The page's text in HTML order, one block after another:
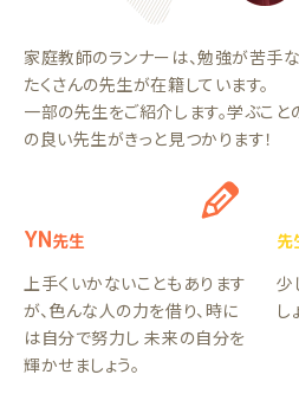
家庭教師のランナーは、勉強が苦手
たくさんの先生が在籍しています。
一部の先生をご紹介します。学ぶこと
の良い先生がきっと見つかります！
YN先生
上手くいかないこともあります
が、色んな人の力を借り、時に
は自分で努力し 未来の自分を
輝かせましょう。
先
少
し